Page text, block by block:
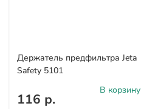
Держатель предфильтра Jeta
Safety 5101
116 р.
В корзину